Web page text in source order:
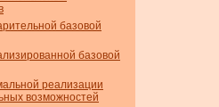
базовой
базовой
реализации
возможностей